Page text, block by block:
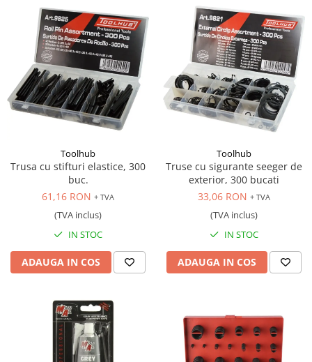
Toolhub
Trusa cu stifturi elastice, 300
buc.
61,16 RON + TVA
(TVA inclus)
IN STOC
ADAUGA IN COS
Toolhub
Truse cu sigurante seeger de
exterior, 300 bucati
33,06 RON + TVA
(TVA inclus)
IN STOC
ADAUGA IN COS